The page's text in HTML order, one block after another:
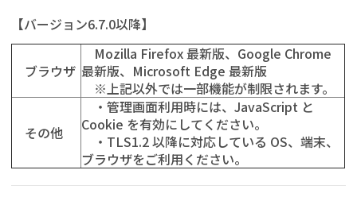
【バージョン6.7.0以降】
ブラウザ
Mozilla Firefox 最新版、Google Chrome
最新版、Microsoft Edge 最新版
※上記以外では一部機能が制限されます。
その他
・管理画面利用時には、JavaScript と
Cookie を有効にしてください。
・TLS1.2 以降に対応している OS、端末、
ブラウザをご利用ください。